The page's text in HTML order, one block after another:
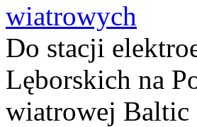
wiatrowych
Do stacji
Lęborskich na
wiatrowej Baltic